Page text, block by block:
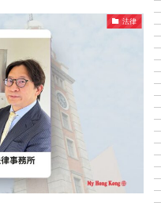
法律